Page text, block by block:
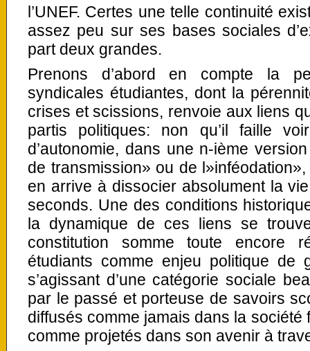
l’UNEF. Certes une telle continuité
assez peu sur ses bases sociales
part deux grandes.
Prenons d’abord en compte la
syndicales étudiantes, dont la
crises et scissions, renvoie aux liens
partis politiques: non qu’il faille
d’autonomie, dans une n-ième
de transmission» ou de
en arrive à dissocier absolument la
seconds. Une des conditions
la dynamique de ces liens se
constitution somme toute encore
étudiants comme enjeu politique de
s’agissant d’une catégorie sociale
par le passé et porteuse de savoirs
diffusés comme jamais dans la société
comme projetés dans son avenir à